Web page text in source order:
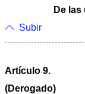
De
Subir
Artículo 9.
(Derogado)